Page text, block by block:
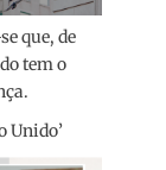
que, de
tem o
Unido’